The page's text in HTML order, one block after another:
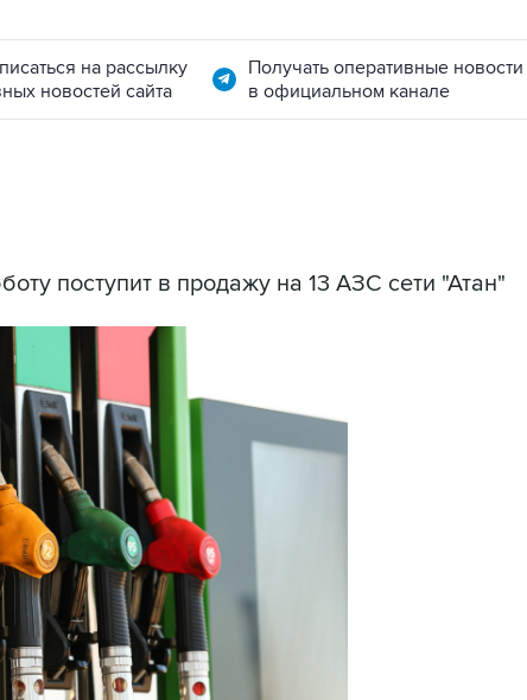
на рассылку
новостей сайта
Получать оперативные новости
в официальном канале
поступит в продажу на 13 АЗС сети "Атан"